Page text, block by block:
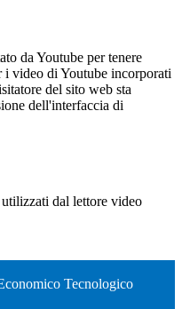
da Youtube per tenere
i video di Youtube incorporati
del sito web sta
dell'interfaccia di
dal lettore video
Tecnologico